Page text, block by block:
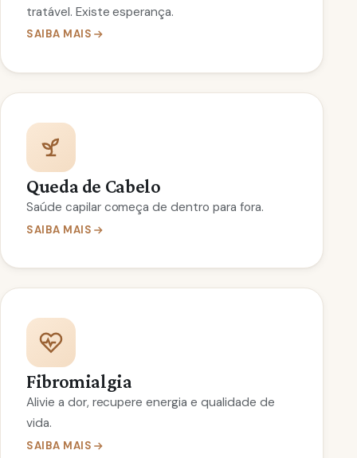
tratável. Existe esperança.
SAIBA MAIS
Queda de Cabelo
Saúde capilar começa de dentro para fora.
SAIBA MAIS
Fibromialgia
Alivie a dor, recupere energia e qualidade de
vida.
SAIBA MAIS